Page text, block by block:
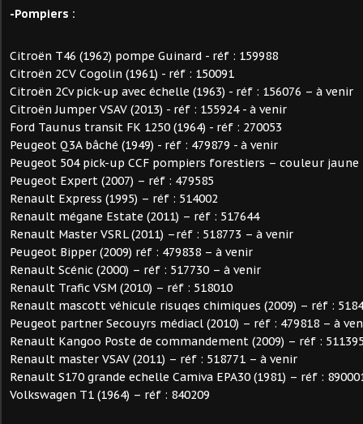
-Pompiers :
Citroën T46 (1962) pompe Guinard - réf : 159988
Citroën 2CV Cogolin (1961) - réf : 150091
Citroën 2Cv pick-up avec échelle (1963) - réf : 156076 – à venir
Citroën Jumper VSAV (2013) - réf : 155924 - à venir
Ford Taunus transit FK 1250 (1964) - réf : 270053
Peugeot Q3A bâché (1949) - réf : 479879 - à venir
Peugeot 504 pick-up CCF pompiers forestiers – couleur jaune
Peugeot Expert (2007) – réf : 479585
Renault Express (1995) – réf : 514002
Renault mégane Estate (2011) – réf : 517644
Renault Master VSRL (2011) –réf : 518773 – à venir
Peugeot Bipper (2009) réf : 479838 – à venir
Renault Scénic (2000) – réf : 517730 – à venir
Renault Trafic VSM (2010) – réf : 518010
Renault mascott véhicule risuqes chimiques (2009) – réf :
Peugeot partner Secouyrs médiacl (2010) – réf : 479818 – à
Renault Kangoo Poste de commandement (2009) – réf :
Renault master VSAV (2011) – réf : 518771 – à venir
Renault S170 grande echelle Camiva EPA30 (1981) – réf :
Volkswagen T1 (1964) – réf : 840209